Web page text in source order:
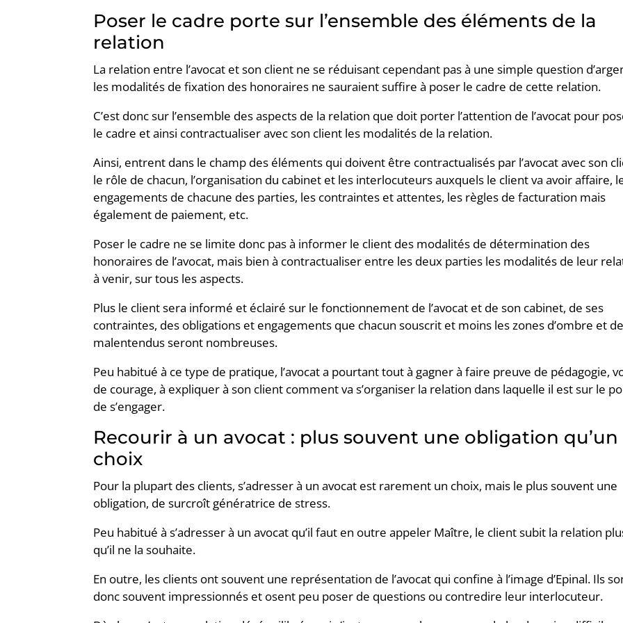
Poser le cadre porte sur l’ensemble des éléments de la
relation
La relation entre l’avocat et son client ne se réduisant cependant pas à une simple question
les modalités de fixation des honoraires ne sauraient suffire à poser le cadre de cette relation.
C’est donc sur l’ensemble des aspects de la relation que doit porter l’attention de l’avocat pour
le cadre et ainsi contractualiser avec son client les modalités de la relation.
Ainsi, entrent dans le champ des éléments qui doivent être contractualisés par l’avocat avec son
le rôle de chacun, l’organisation du cabinet et les interlocuteurs auxquels le client va avoir affaire,
engagements de chacune des parties, les contraintes et attentes, les règles de facturation mais
également de paiement, etc.
Poser le cadre ne se limite donc pas à informer le client des modalités de détermination des
honoraires de l’avocat, mais bien à contractualiser entre les deux parties les modalités de leur
à venir, sur tous les aspects.
Plus le client sera informé et éclairé sur le fonctionnement de l’avocat et de son cabinet, de ses
contraintes, des obligations et engagements que chacun souscrit et moins les zones d’ombre et de
malentendus seront nombreuses.
Peu habitué à ce type de pratique, l’avocat a pourtant tout à gagner à faire preuve de pédagogie,
de courage, à expliquer à son client comment va s’organiser la relation dans laquelle il est sur le
de s’engager.
Recourir à un avocat : plus souvent une obligation qu’un
choix
Pour la plupart des clients, s’adresser à un avocat est rarement un choix, mais le plus souvent une
obligation, de surcroît génératrice de stress.
Peu habitué à s’adresser à un avocat qu’il faut en outre appeler Maître, le client subit la relation
qu’il ne la souhaite.
En outre, les clients ont souvent une représentation de l’avocat qui confine à l’image d’Epinal. Ils
donc souvent impressionnés et osent peu poser de questions ou contredire leur interlocuteur.